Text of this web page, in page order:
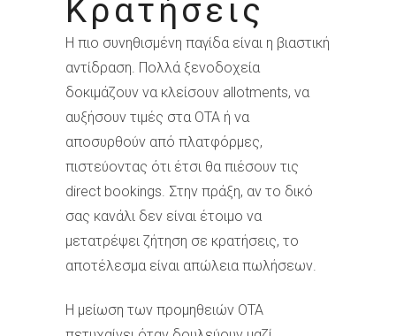
Κρατήσεις
Η πιο συνηθισμένη παγίδα είναι η βιαστική
αντίδραση. Πολλά ξενοδοχεία
δοκιμάζουν να κλείσουν allotments, να
αυξήσουν τιμές στα OTA ή να
αποσυρθούν από πλατφόρμες,
πιστεύοντας ότι έτσι θα πιέσουν τις
direct bookings. Στην πράξη, αν το δικό
σας κανάλι δεν είναι έτοιμο να
μετατρέψει ζήτηση σε κρατήσεις, το
αποτέλεσμα είναι απώλεια πωλήσεων.
Η μείωση των προμηθειών OTA